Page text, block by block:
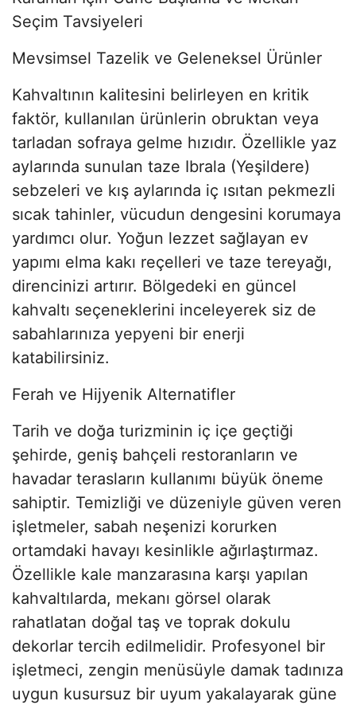
Seçim Tavsiyeleri
Mevsimsel Tazelik ve Geleneksel Ürünler
Kahvaltının kalitesini belirleyen en kritik
faktör, kullanılan ürünlerin obruktan veya
tarladan sofraya gelme hızıdır. Özellikle yaz
aylarında sunulan taze Ibrala (Yeşildere)
sebzeleri ve kış aylarında iç ısıtan pekmezli
sıcak tahinler, vücudun dengesini korumaya
yardımcı olur. Yoğun lezzet sağlayan ev
yapımı elma kakı reçelleri ve taze tereyağı,
direncinizi artırır. Bölgedeki en güncel
kahvaltı seçeneklerini inceleyerek siz de
sabahlarınıza yepyeni bir enerji
katabilirsiniz.
Ferah ve Hijyenik Alternatifler
Tarih ve doğa turizminin iç içe geçtiği
şehirde, geniş bahçeli restoranların ve
havadar terasların kullanımı büyük öneme
sahiptir. Temizliği ve düzeniyle güven veren
işletmeler, sabah neşenizi korurken
ortamdaki havayı kesinlikle ağırlaştırmaz.
Özellikle kale manzarasına karşı yapılan
kahvaltılarda, mekanı görsel olarak
rahatlatan doğal taş ve toprak dokulu
dekorlar tercih edilmelidir. Profesyonel bir
işletmeci, zengin menüsüyle damak tadınıza
uygun kusursuz bir uyum yakalayarak güne